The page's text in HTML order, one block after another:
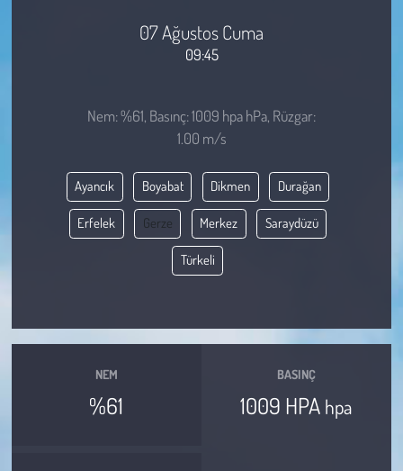
07 Ağustos Cuma
09:45
Nem: %61, Basınç: 1009 hpa hPa, Rüzgar:
1.00 m/s
Ayancık Boyabat Dikmen Durağan
Erfelek Gerze Merkez Saraydüzü
Türkeli
NEM
%61
BASINÇ
1009 HPA hpa
Hayvan Hakları
Çevre
Günün İçinden
Vefat İlanları